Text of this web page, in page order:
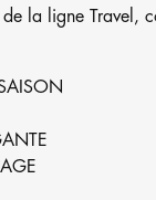
la ligne Travel,